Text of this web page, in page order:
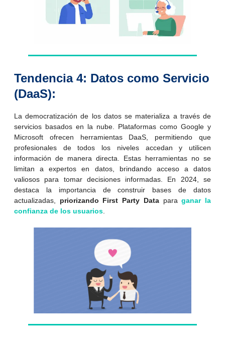
Tendencia 4: Datos como Servicio
(DaaS):
La democratización de los datos se materializa a través de
servicios basados en la nube. Plataformas como Google y
Microsoft ofrecen herramientas DaaS, permitiendo que
profesionales de todos los niveles accedan y utilicen
información de manera directa. Estas herramientas no se
limitan a expertos en datos, brindando acceso a datos
valiosos para tomar decisiones informadas. En 2024, se
destaca la importancia de construir bases de datos
actualizadas, priorizando First Party Dataparaganar la
confianza de los usuarios